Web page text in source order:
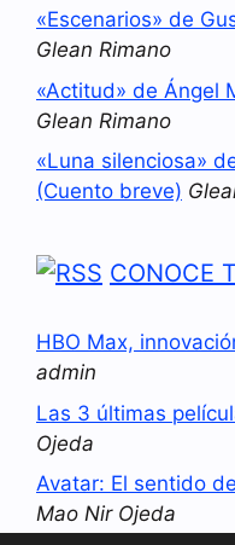
«Escenarios» de
Glean Rimano
«Actitud» de Ángel
Glean Rimano
«Luna silenciosa»
(Cuento breve)
CONOCE
HBO Max,
admin
Las 3 últimas
Ojeda
Avatar: El sentido
Mao Nir Ojeda